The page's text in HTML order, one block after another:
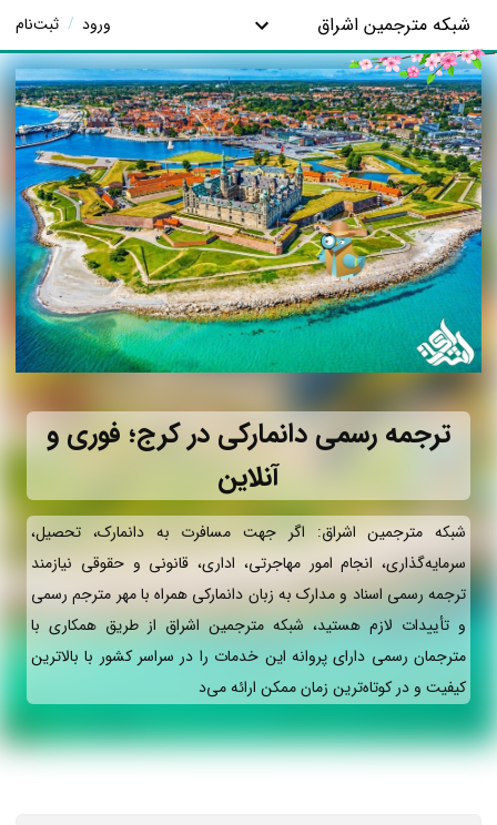
شبکه مترجمین اشراق ورود / ثبت‌نام
ترجمه رسمی دانمارکی در کرج؛ فوری و
آنلاین
شبکه مترجمین اشراق: اگر جهت مسافرت به دانمارک، تحصیل،
سرمایه‌گذاری، انجام امور مهاجرتی، اداری، قانونی و حقوقی نیازمند
ترجمه رسمی اسناد و مدارک به زبان دانمارکی همراه با مهر مترجم رسمی
و تأییدات لازم هستید، شبکه مترجمین اشراق از طریق همکاری با
مترجمان رسمی دارای پروانه این خدمات را در سراسر کشور با بالاترین
کیفیت و در کوتاه‌ترین زمان ممکن ارائه می‌د